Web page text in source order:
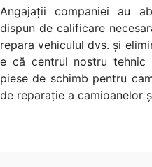
Angajaţii companiei au
dispun de calificare
repara vehiculul dvs. şi
e că centrul nostru
piese de schimb pentru
de reparaţie a camioanelor